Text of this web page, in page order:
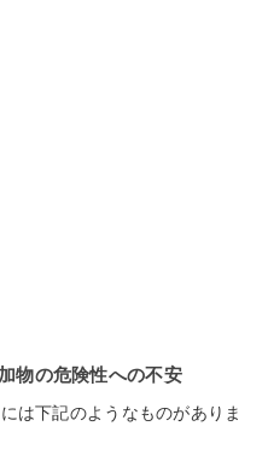
物の危険性への不安
は下記のようなものがありま